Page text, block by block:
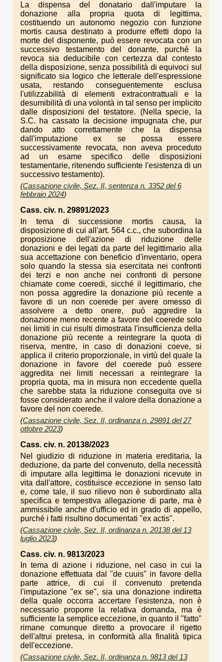
La dispensa del donatario dall'imputare la
donazione alla propria quota di legittima,
costituendo un autonomo negozio con funzione
mortis causa destinato a produrre effetti dopo la
morte del disponente, può essere revocata con un
successivo testamento del donante, purché la
revoca sia deducibile con certezza dal contesto
della disposizione, senza possibilità di equivoci sul
significato sia logico che letterale dell'espressione
usata, restando conseguentemente esclusa
l'utilizzabilità di elementi extracontrattuali e la
desumibilità di una volontà in tal senso per implicito
dalle disposizioni del testatore. (Nella specie, la
S.C. ha cassato la decisione impugnata che, pur
dando atto correttamente che la dispensa
dall'imputazione ex se possa essere
successivamente revocata, non aveva proceduto
ad un esame specifico delle disposizioni
testamentarie, ritenendo sufficiente l'esistenza di un
successivo testamento).
(Cassazione civile, Sez. II, sentenza n. 3352 del 6
febbraio 2024)
Cass. civ. n. 29891/2023
In tema di successione mortis causa, la
disposizione di cui all'art. 564 c.c., che subordina la
proposizione dell'azione di riduzione delle
donazioni e dei legati da parte del legittimario alla
sua accettazione con beneficio d'inventario, opera
solo quando la stessa sia esercitata nei confronti
dei terzi e non anche nei confronti di persone
chiamate come coeredi, sicché il legittimario, che
non possa aggredire la donazione più recente a
favore di un non coerede per avere omesso di
assolvere a detto onere, può aggredire la
donazione meno recente a favore del coerede solo
nei limiti in cui risulti dimostrata l'insufficienza della
donazione più recente a reintegrare la quota di
riserva, mentre, in caso di donazioni coeve, si
applica il criterio proporzionale, in virtù del quale la
donazione in favore del coerede può essere
aggredita nei limiti necessari a reintegrare la
propria quota, ma in misura non eccedente quella
che sarebbe stata la riduzione conseguita ove si
fosse considerato anche il valore della donazione a
favore del non coerede.
(Cassazione civile, Sez. II, ordinanza n. 29891 del 27
ottobre 2023)
Cass. civ. n. 20138/2023
Nel giudizio di riduzione in materia ereditaria, la
deduzione, da parte del convenuto, della necessità
di imputare alla legittima le donazioni ricevute in
vita dall'attore, costituisce eccezione in senso lato
e, come tale, il suo rilievo non è subordinato alla
specifica e tempestiva allegazione di parte, ma è
ammissibile anche d'ufficio ed in grado di appello,
purché i fatti risultino documentati "ex actis".
(Cassazione civile, Sez. II, ordinanza n. 20138 del 13
luglio 2023)
Cass. civ. n. 9813/2023
In tema di azione i riduzione, nel caso in cui la
donazione effettuata dal "de cuuis" in favore della
parte attrice, di cui il convenuto pretenda
l'imputazione "ex se", sia una donazione indiretta
della quale occorra accertare l'esistenza, non è
necessario proporre la relativa domanda, ma è
sufficiente la semplice eccezione, in quanto il "fatto"
rimane comunque diretto a provocare il rigetto
dell'altrui pretesa, in conformità alla finalità tipica
dell'eccezione.
(Cassazione civile, Sez. II, ordinanza n. 9813 del 13